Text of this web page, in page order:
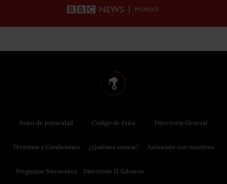
Aviso de privacidad
Términos y Condiciones
Preguntas frecuentes
Código de ética
¿Quiénes somos?
Directorio El Sabueso
Directorio General
Anúnciate con nosotros